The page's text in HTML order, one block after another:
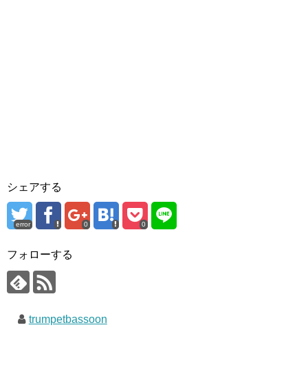
シェアする
error 0 0
フォローする
trumpetbassoon